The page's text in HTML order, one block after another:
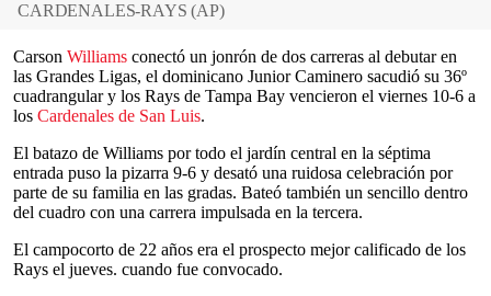
CARDENALES-RAYS (AP)
Carson Williams conectó un jonrón de dos carreras al debutar en
las Grandes Ligas, el dominicano Junior Caminero sacudió su 36º
cuadrangular y los Rays de Tampa Bay vencieron el viernes 10-6 a
los Cardenales de San Luis.
El batazo de Williams por todo el jardín central en la séptima
entrada puso la pizarra 9-6 y desató una ruidosa celebración por
parte de su familia en las gradas. Bateó también un sencillo dentro
del cuadro con una carrera impulsada en la tercera.
El campocorto de 22 años era el prospecto mejor calificado de los
Rays el jueves. cuando fue convocado.